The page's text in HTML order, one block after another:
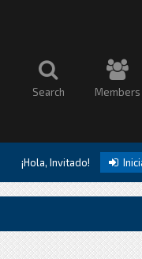
Search Members
¡Hola, Invitado!